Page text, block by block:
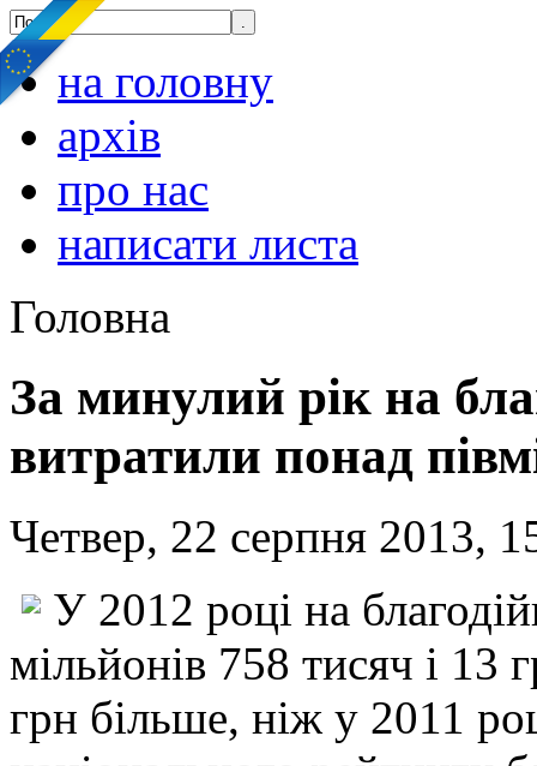
на головну
архів
про нас
написати листа
Головна
За минулий рік на
витратили понад
Четвер, 22 серпня 2013,
У 2012 році на
мільйонів 758 тисяч і
грн більше, ніж у 2011